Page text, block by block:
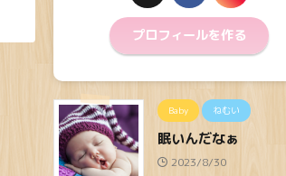
プロフィールを作る
Baby ねむい
眠いんだなぁ
2023/8/30